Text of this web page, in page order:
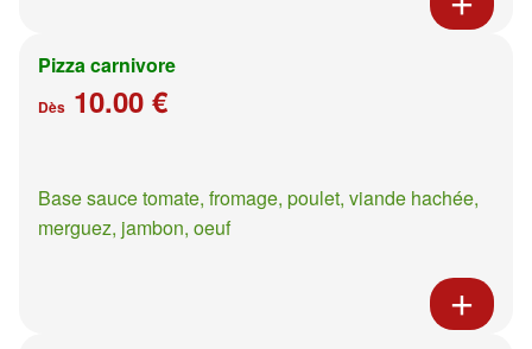
Pizza carnivore
Dès 10.00 €
Base sauce tomate, fromage, poulet, viande hachée,
merguez, jambon, oeuf